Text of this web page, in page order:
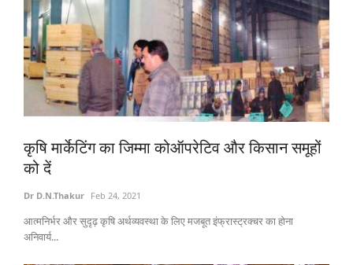
कृषि मार्केटिंग का जिम्मा कोऑपरेटिव और किसान समूहों
को दें
Dr D.N.Thakur Feb 24, 2021
आत्मनिर्भर और सुदृढ़ कृषि अर्थव्यवस्था के लिए मजबूत इंफ्रास्ट्रक्चर का होना
अनिवार्य...